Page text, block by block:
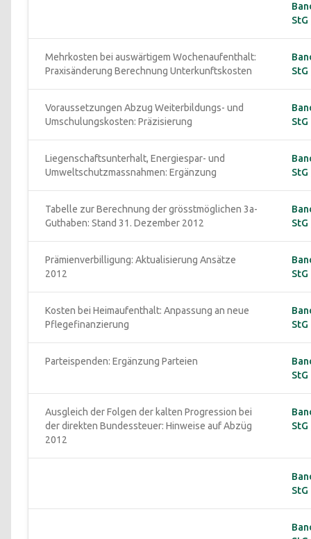
StG
Mehrkosten bei auswärtigem Wochenaufenthalt:
Praxisänderung Berechnung Unterkunftskosten
StG
Voraussetzungen Abzug Weiterbildungs- und
Umschulungskosten: Präzisierung
StG
Liegenschaftsunterhalt, Energiespar- und
Umweltschutzmassnahmen: Ergänzung
StG
Tabelle zur Berechnung der grösstmöglichen 3a-
Guthaben: Stand 31. Dezember 2012
StG
Prämienverbilligung: Aktualisierung Ansätze
2012
StG
Kosten bei Heimaufenthalt: Anpassung an neue
Pflegefinanzierung
StG
Parteispenden: Ergänzung Parteien
StG
Ausgleich der Folgen der kalten Progression bei
der direkten Bundessteuer: Hinweise auf Abzüg
2012
StG
StG